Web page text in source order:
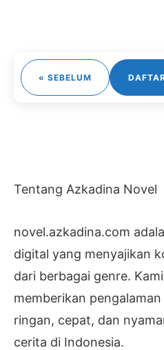
« SEBELUM
Tentang Azkadina Novel
novel.azkadina.com
digital yang menyajikan
dari berbagai genre.
memberikan
ringan, cepat, dan
cerita di Indonesia.